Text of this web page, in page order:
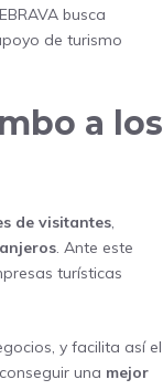
busca
de turismo
a los
de visitantes,
. Ante este
turísticas
y facilita así el
una mejor